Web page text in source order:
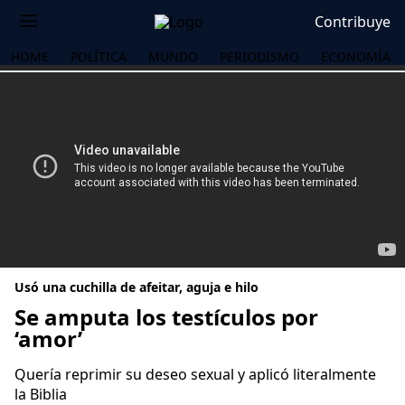
Contribuye
HOME POLÍTICA MUNDO PERIODISMO ECONOMÍA
Usó una cuchilla de afeitar, aguja e hilo
Se amputa los testículos por
‘amor’
Quería reprimir su deseo sexual y aplicó literalmente
la Biblia